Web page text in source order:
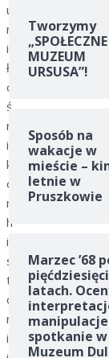
u
m
i
ł
o
ś
n
i
k
o
m
h
i
s
t
o
r
i
Tworzymy
„SPOŁECZNE
MUZEUM
URSUSA”!
Sposób na
wakacje w
mieście –
letnie w
Pruszkowie
Marzec ’68
latach.
spotkanie w
Muzeum